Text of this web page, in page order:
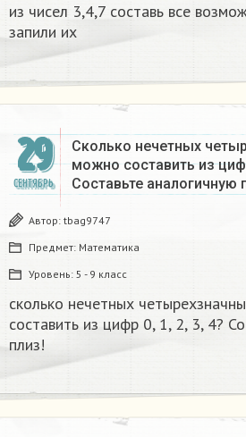
из чисел 3,4,7 составь все
запили их
29
СЕНТЯБРЬ
Сколько нечетных
можно составить из
Составьте аналогичную
Автор: tbag9747
Предмет: Математика
Уровень: 5 - 9 класс
сколько нечетных
составить из цифр 0, 1, 2, 3, 4?
плиз!